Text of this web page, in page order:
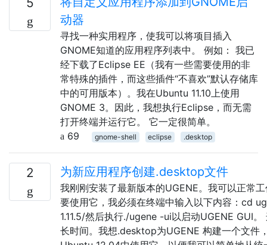
动器
寻找一种实用程序，使我可以将项目插入
GNOME知道的应用程序列表中。 例如： 我已
经下载了Eclipse EE（我有一些需要使用的非
常特殊的插件，而这些插件“不喜欢”默认存储库
中的可用版本）。我在Ubuntu 11.10上使用
GNOME 3。因此，我想执行Eclipse，而无需
打开终端并运行它。 它一定很简单。
69
gnome-shell eclipse .desktop
2 为新应用程序创建.desktop文件
我刚刚安装了最新版本的UGENE。我可以正常
要使用它，我必须在终端中输入以下内容：cd
1.11.5/然后执行./ugene -ui以启动UGENE GUI。
长时间。我想.desktop为UGENE 构建一个文件